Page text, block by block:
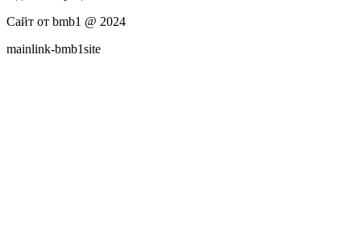
Сайт от bmb1 @ 2024
mainlink-bmb1site